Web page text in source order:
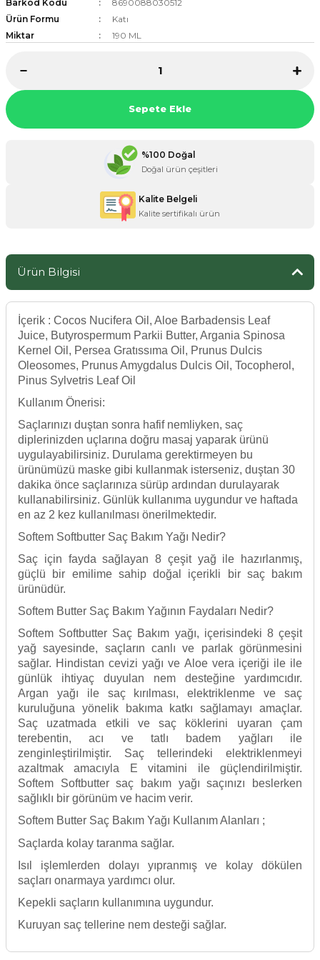
BESİNLERİ
Barkod Kodu
8690088030512
Ürün Formu
Katı
Miktar
190 ML
Sepete Ekle
%100 Doğal
Doğal ürün çeşitleri
Kalite Belgeli
Kalite sertifikalı ürün
Ürün Bilgisi
çerik : Cocos Nucifera Oil, Aloe Barbadensis Leaf
Juice, Butyrospermum Parkii Butter, Argania Spinosa
Kernel Oil, Persea Gratıssıma Oil, Prunus Dulcis
Oleosomes, Prunus Amygdalus Dulcis Oil, Tocopherol,
Pinus Sylvetris Leaf Oil
Kullanım Önerisi:
Saçlarınızı duştan sonra hafif nemliyken, saç
diplerinizden uçlarına doğru masaj yaparak ürünü
uygulayabilirsiniz. Durulama gerektirmeyen bu
ürünümüzü maske gibi kullanmak isterseniz, duştan 30
dakika önce saçlarınıza sürüp ardından durulayarak
kullanabilirsiniz. Günlük kullanıma uygundur ve haftada
en az 2 kez kullanılması önerilmektedir.
Softem Softbutter Saç Bakım Yağı Nedir?
Saç için fayda sağlayan 8 çeşit yağ ile hazırlanmış,
güçlü bir emilime sahip doğal içerikli bir saç bakım
ürünüdür.
Softem Butter Saç Bakım Yağının Faydaları Nedir?
Softem Softbutter Saç Bakım yağı, içerisindeki 8 çeşit
yağ sayesinde, saçların canlı ve parlak görünmesini
sağlar. Hindistan cevizi yağı ve Aloe vera içeriği ile ile
günlük ihtiyaç duyulan nem desteğine yardımcıdır.
Argan yağı ile saç kırılması, elektriklenme ve saç
kuruluğuna yönelik bakıma katkı sağlamayı amaçlar.
Saç uzatmada etkili ve saç köklerini uyaran çam
terebentin, acı ve tatlı badem yağları ile
zenginleştirilmiştir. Saç tellerindeki elektriklenmeyi
azaltmak amacıyla E vitamini ile güçlendirilmiştir.
Softem Softbutter saç bakım yağı saçınızı beslerken
sağlıklı bir görünüm ve hacim verir.
Softem Butter Saç Bakım Yağı Kullanım Alanları ;
Saçlarda kolay taranma sağlar.
Isıl işlemlerden dolayı yıpranmış ve kolay dökülen
saçları onarmaya yardımcı olur.
Kepekli saçların kullanımına uygundur.
Kuruyan saç tellerine nem desteği sağlar.